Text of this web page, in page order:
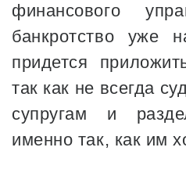
финансового
банкротство уже
придется
так как не всегда
супругам и
именно так, как им